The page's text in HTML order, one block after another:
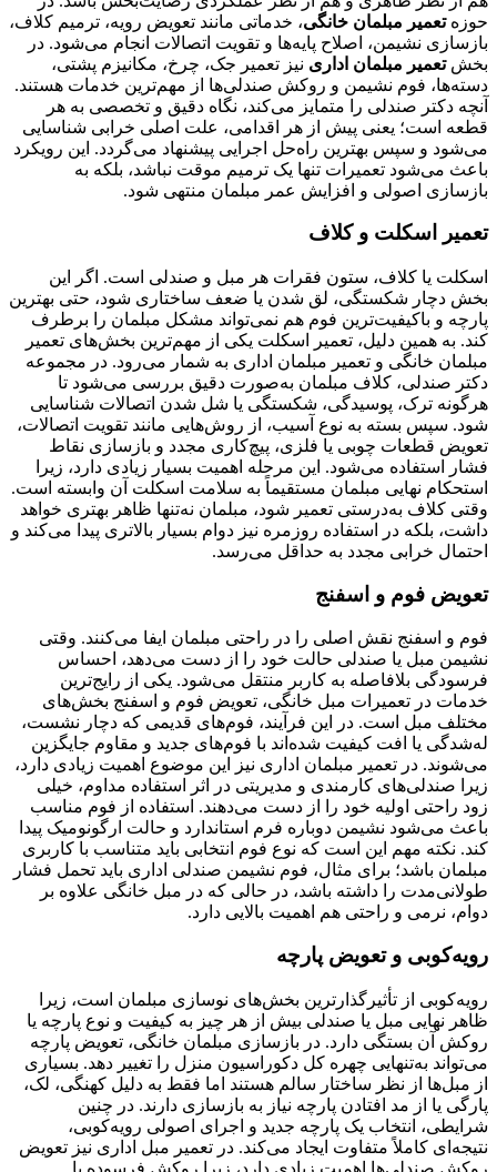
حوزهتعمیر مبلمان خانگی، خدماتی مانند تعویض رویه، ترمیم کلاف،
بازسازی نشیمن، اصلاح پایه‌ها و تقویت اتصالات انجام می‌شود. در
بخشتعمیر مبلمان اداری نیز تعمیر جک، چرخ، مکانیزم پشتی،
دسته‌ها، فوم نشیمن و روکش صندلی‌ها از مهم‌ترین خدمات هستند.
آنچه دکتر صندلی را متمایز می‌کند، نگاه دقیق و تخصصی به هر
قطعه است؛ یعنی پیش از هر اقدامی، علت اصلی خرابی شناسایی
می‌شود و سپس بهترین راه‌حل اجرایی پیشنهاد می‌گردد. این رویکرد
باعث می‌شود تعمیرات تنها یک ترمیم موقت نباشد، بلکه به
بازسازی اصولی و افزایش عمر مبلمان منتهی شود.
تعمیر اسکلت و کلاف
اسکلت یا کلاف، ستون فقرات هر مبل و صندلی است. اگر این
بخش دچار شکستگی، لق شدن یا ضعف ساختاری شود، حتی بهترین
پارچه و باکیفیت‌ترین فوم هم نمی‌تواند مشکل مبلمان را برطرف
کند. به همین دلیل، تعمیر اسکلت یکی از مهم‌ترین بخش‌های تعمیر
مبلمان خانگی و تعمیر مبلمان اداری به شمار می‌رود. در مجموعه
دکتر صندلی، کلاف مبلمان به‌صورت دقیق بررسی می‌شود تا
هرگونه ترک، پوسیدگی، شکستگی یا شل شدن اتصالات شناسایی
شود. سپس بسته به نوع آسیب، از روش‌هایی مانند تقویت اتصالات،
تعویض قطعات چوبی یا فلزی، پیچ‌کاری مجدد و بازسازی نقاط
فشار استفاده می‌شود. این مرحله اهمیت بسیار زیادی دارد، زیرا
استحکام نهایی مبلمان مستقیماً به سلامت اسکلت آن وابسته است.
وقتی کلاف به‌درستی تعمیر شود، مبلمان نه‌تنها ظاهر بهتری خواهد
داشت، بلکه در استفاده روزمره نیز دوام بسیار بالاتری پیدا می‌کند و
احتمال خرابی مجدد به حداقل می‌رسد.
تعویض فوم و اسفنج
فوم و اسفنج نقش اصلی را در راحتی مبلمان ایفا می‌کنند. وقتی
نشیمن مبل یا صندلی حالت خود را از دست می‌دهد، احساس
فرسودگی بلافاصله به کاربر منتقل می‌شود. یکی از رایج‌ترین
خدمات در تعمیرات مبل خانگی، تعویض فوم و اسفنج بخش‌های
مختلف مبل است. در این فرآیند، فوم‌های قدیمی که دچار نشست،
له‌شدگی یا افت کیفیت شده‌اند با فوم‌های جدید و مقاوم جایگزین
می‌شوند. در تعمیر مبلمان اداری نیز این موضوع اهمیت زیادی دارد،
زیرا صندلی‌های کارمندی و مدیریتی در اثر استفاده مداوم، خیلی
زود راحتی اولیه خود را از دست می‌دهند. استفاده از فوم مناسب
باعث می‌شود نشیمن دوباره فرم استاندارد و حالت ارگونومیک پیدا
کند. نکته مهم این است که نوع فوم انتخابی باید متناسب با کاربری
مبلمان باشد؛ برای مثال، فوم نشیمن صندلی اداری باید تحمل فشار
طولانی‌مدت را داشته باشد، در حالی که در مبل خانگی علاوه بر
دوام، نرمی و راحتی هم اهمیت بالایی دارد.
رویه‌کوبی و تعویض پارچه
رویه‌کوبی از تأثیرگذارترین بخش‌های نوسازی مبلمان است، زیرا
ظاهر نهایی مبل یا صندلی بیش از هر چیز به کیفیت و نوع پارچه یا
روکش آن بستگی دارد. در بازسازی مبلمان خانگی، تعویض پارچه
می‌تواند به‌تنهایی چهره کل دکوراسیون منزل را تغییر دهد. بسیاری
از مبل‌ها از نظر ساختار سالم هستند اما فقط به دلیل کهنگی، لک،
پارگی یا از مد افتادن پارچه نیاز به بازسازی دارند. در چنین
شرایطی، انتخاب یک پارچه جدید و اجرای اصولی رویه‌کوبی،
نتیجه‌ای کاملاً متفاوت ایجاد می‌کند. در تعمیر مبل اداری نیز تعویض
روکش صندلی‌ها اهمیت زیادی دارد، زیرا روکش فرسوده یا